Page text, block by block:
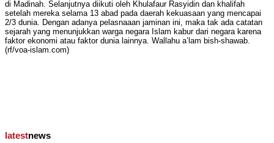
di Madinah. Selanjutnya diikuti oleh Khulafaur Rasyidin dan khalifah
setelah mereka selama 13 abad pada daerah kekuasaan yang mencapai
2/3 dunia. Dengan adanya pelasnaaan jaminan ini, maka tak ada catatan
sejarah yang menunjukkan warga negara Islam kabur dari negara karena
faktor ekonomi atau faktor dunia lainnya. Wallahu a’lam bish-shawab.
(rf/voa-islam.com)
latestnews